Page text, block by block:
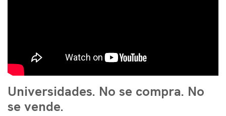
Universidades. No se compra. No
se vende.